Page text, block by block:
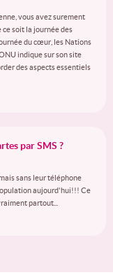
vous avez surement
soit la journée des
du cœur, les Nations
indique sur son site
des aspects essentiels
par SMS ?
sans leur téléphone
aujourd'hui!!! Ce
partout...